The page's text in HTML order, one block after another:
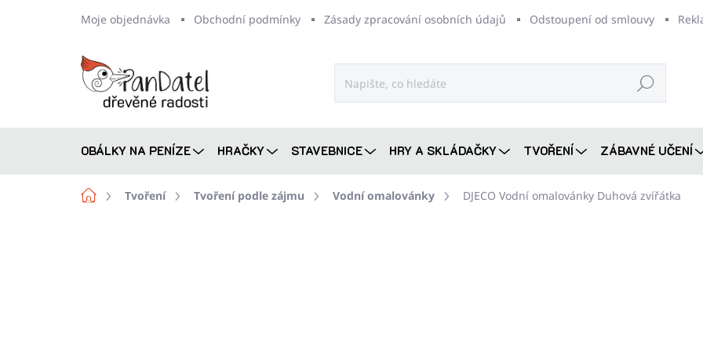
Moje objednávka Obchodní podmínky Zásady zpracování osobních údajů Odstoupení od smlouvy
Hledat
OBÁLKY NA PENÍZE HRAČKY STAVEBNICE HRY A SKLÁDAČKY TVOŘENÍ ZÁBAVNÉ UČENÍ
DomůTvoření Tvoření podle zájmu Vodní omalovánky DJECO Vodní omalovánky Duhová zvířátka